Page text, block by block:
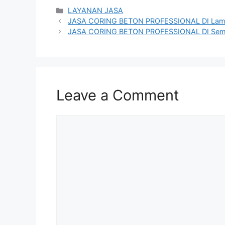
Categories
LAYANAN JASA
JASA CORING BETON PROFESSIONAL DI
JASA CORING BETON PROFESSIONAL DI
Leave a Comment